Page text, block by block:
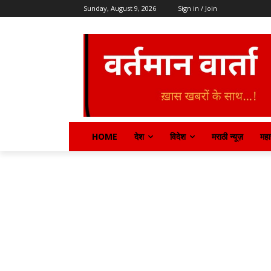
Sunday, August 9, 2026 Sign in / Join
HOME देश विदेश मराठी न्यूज़